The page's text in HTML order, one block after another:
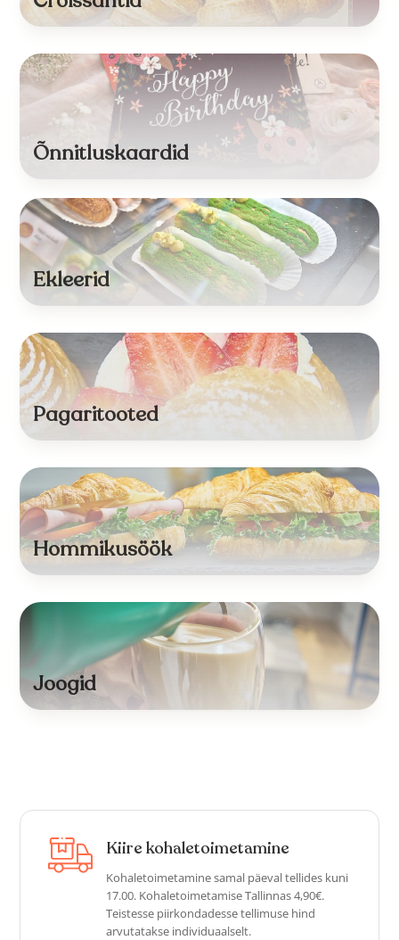
Õnnitluskaardid
Ekleerid
Pagaritooted
Hommikusöök
Joogid
Kiire kohaletoimetamine
Kohaletoimetamine samal päeval tellides kuni
17.00. Kohaletoimetamise Tallinnas 4,90€.
Teistesse piirkondadesse tellimuse hind
arvutatakse individuaalselt.